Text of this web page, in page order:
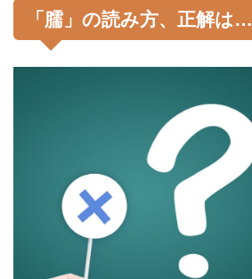
「臑」の読み方、正解は…